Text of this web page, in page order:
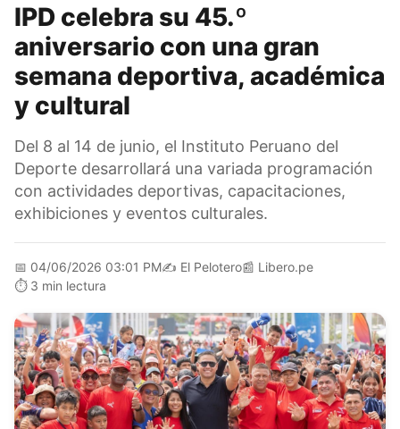
IPD celebra su 45.º
aniversario con una gran
semana deportiva, académica
y cultural
Del 8 al 14 de junio, el Instituto Peruano del
Deporte desarrollará una variada programación
con actividades deportivas, capacitaciones,
exhibiciones y eventos culturales.
📅 04/06/2026 03:01 PM✍️ El Pelotero📰 Libero.pe
⏱️ 3 min lectura